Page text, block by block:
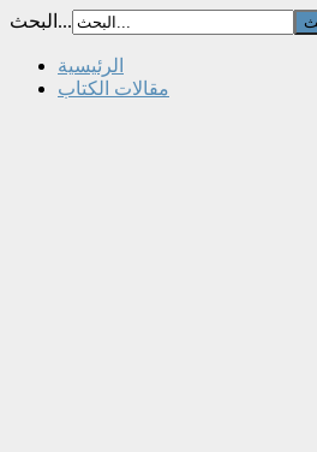
البحث...
الرئيسية
مقالات الكتاب